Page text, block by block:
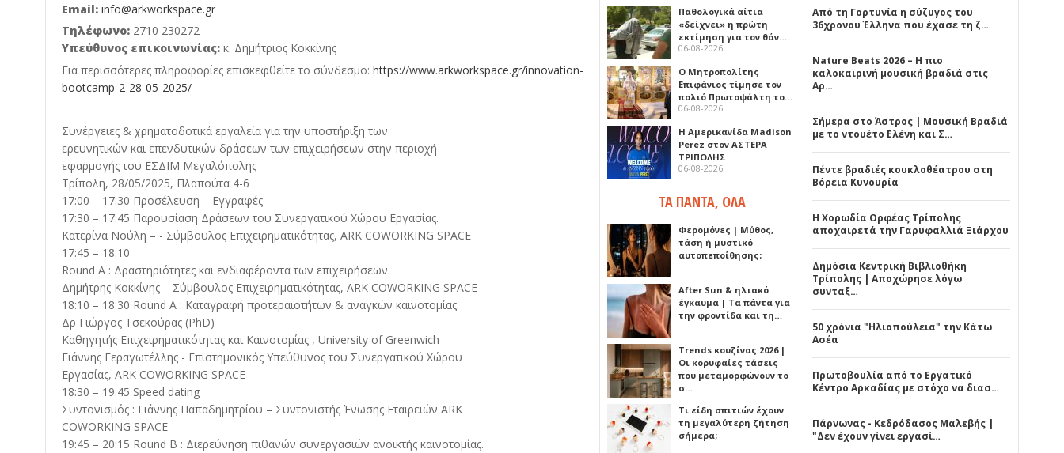
Email: info@arkworkspace.gr
Τηλέφωνο: 2710 230272
Υπεύθυνος επικοινωνίας: κ. Δημήτριος Κοκκίνης
Για περισσότερες πληροφορίες επισκεφθείτε το σύνδεσμο: https://www.arkworkspace.gr/innovation-
bootcamp-2-28-05-2025/
-------------------------------------------------
Συνέργειες & χρηματοδοτικά εργαλεία για την υποστήριξη των
ερευνητικών και επενδυτικών δράσεων των επιχειρήσεων στην περιοχή
εφαρμογής του ΕΣΔΙΜ Μεγαλόπολης
Τρίπολη, 28/05/2025, Πλαπούτα 4-6
17:00 – 17:30 Προσέλευση – Εγγραφές
17:30 – 17:45 Παρουσίαση Δράσεων του Συνεργατικού Χώρου Εργασίας.
Κατερίνα Νούλη – - Σύμβουλος Επιχειρηματικότητας, ARK COWORKING SPACE
17:45 – 18:10
Round A : Δραστηριότητες και ενδιαφέροντα των επιχειρήσεων.
Δημήτρης Κοκκίνης – Σύμβουλος Επιχειρηματικότητας, ARK COWORKING SPACE
18:10 – 18:30 Round Α : Καταγραφή προτεραιοτήτων & αναγκών καινοτομίας.
Δρ Γιώργος Τσεκούρας (PhD)
Καθηγητής Επιχειρηματικότητας και Καινοτομίας , University of Greenwich
Γιάννης Γεραγωτέλλης - Επιστημονικός Υπεύθυνος του Συνεργατικού Χώρου
Εργασίας, ARK COWORKING SPACE
18:30 – 19:45 Speed dating
Συντονισμός : Γιάννης Παπαδημητρίου – Συντονιστής Ένωσης Εταιρειών ARK
COWORKING SPACE
19:45 – 20:15 Round Β : Διερεύνηση πιθανών συνεργασιών ανοικτής καινοτομίας.
Παθολογικά αίτια
«δείχνει» η πρώτη
εκτίμηση για τον θάν…
06-08-2026
Ο Μητροπολίτης
Επιφάνιος τίμησε τον
πολιό Πρωτοψάλτη το…
06-08-2026
Η Αμερικανίδα Madison
Perez στον ΑΣΤΕΡΑ
ΤΡΙΠΟΛΗΣ
06-08-2026
ΤΑ ΠΑΝΤΑ, ΟΛΑ
Φερομόνες | Μύθος,
τάση ή μυστικό
αυτοπεποίθησης;
After Sun & ηλιακό
έγκαυμα | Τα πάντα για
την φροντίδα και τη…
Trends κουζίνας 2026 |
Οι κορυφαίες τάσεις
που μεταμορφώνουν το
σ…
Τι είδη σπιτιών έχουν
τη μεγαλύτερη ζήτηση
σήμερα;
Από τη Γορτυνία η σύζυγος του
36χρονου Έλληνα που έχασε τη ζ…
Nature Beats 2026 – Η πιο
καλοκαιρινή μουσική βραδιά στις
Αρ…
Σήμερα στο Άστρος | Μουσική Βραδιά
με το ντουέτο Ελένη και Σ…
Πέντε βραδιές κουκλοθέατρου στη
Βόρεια Κυνουρία
Η Χορωδία Ορφέας Τρίπολης
αποχαιρετά την Γαρυφαλλιά Ξιάρχου
Δημόσια Κεντρική Βιβλιοθήκη
Τρίπολης | Αποχώρησε λόγω
συνταξ…
50 χρόνια "Ηλιοπούλεια" την Κάτω
Ασέα
Πρωτοβουλία από το Εργατικό
Κέντρο Αρκαδίας με στόχο να διασ…
Πάρνωνας - Κεδρόδασος Μαλεβής |
"Δεν έχουν γίνει εργασί…